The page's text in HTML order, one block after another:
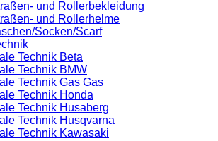
und Rollerbekleidung
und Rollerhelme
Socken/Scarf
Technik Beta
Technik BMW
Technik Gas Gas
Technik Honda
Technik Husaberg
Technik Husqvarna
Technik Kawasaki